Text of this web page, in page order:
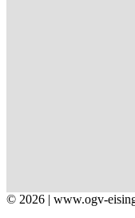
© 2026 | www.ogv-